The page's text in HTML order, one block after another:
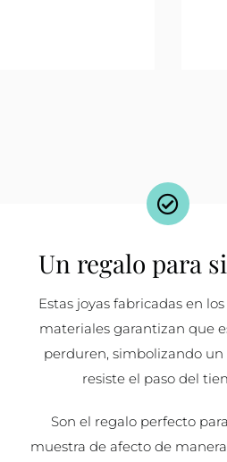
Un regalo para
Estas joyas fabricadas en
materiales garantizan que
perduren, simbolizando
resiste el paso del
Son el regalo perfecto
muestra de afecto de